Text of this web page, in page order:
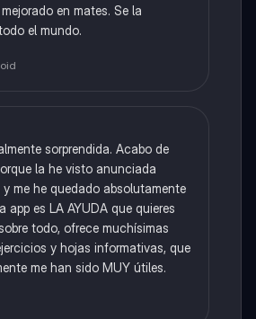
en mates. Se la
el mundo.
sorprendida. Acabo de
la he visto anunciada
me he quedado absolutamente
app es LA AYUDA que quieres
todo, ofrece muchísimas
y hojas informativas, que
me han sido MUY útiles.